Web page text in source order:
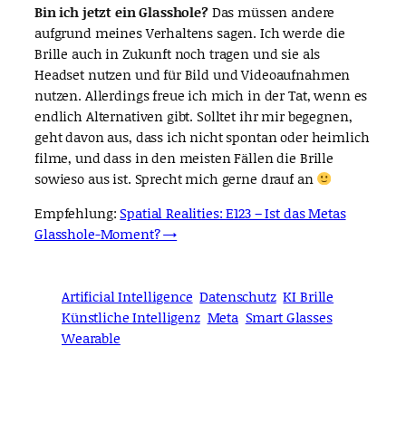
Bin ich jetzt ein Glasshole?Das müssen andere
aufgrund meines Verhaltens sagen. Ich werde die
Brille auch in Zukunft noch tragen und sie als
Headset nutzen und für Bild und Videoaufnahmen
nutzen. Allerdings freue ich mich in der Tat, wenn es
endlich Alternativen gibt. Solltet ihr mir begegnen,
geht davon aus, dass ich nicht spontan oder heimlich
filme, und dass in den meisten Fällen die Brille
sowieso aus ist. Sprecht mich gerne drauf an
Empfehlung:Spatial Realities: E123 – Ist das Metas
Glasshole-Moment? →
Artificial Intelligence Datenschutz KI Brille
Künstliche Intelligenz Meta Smart Glasses
Wearable